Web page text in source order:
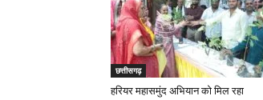
छत्तीसगढ़
हरियर महासमुंद अभियान को मिल रहा